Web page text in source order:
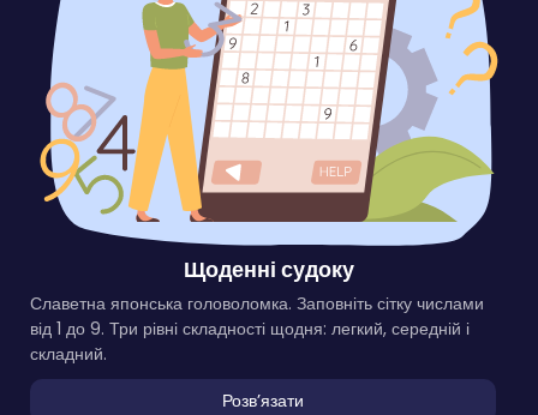
Щоденні судоку
Славетна японська головоломка. Заповніть сітку числами
від 1 до 9. Три рівні складності щодня: легкий, середній і
складний.
Розвʼязати